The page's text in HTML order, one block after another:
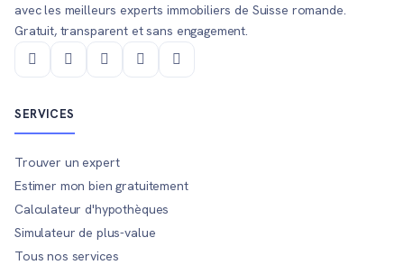
avec les meilleurs experts immobiliers de Suisse romande.
Gratuit, transparent et sans engagement.
SERVICES
Trouver un expert
Estimer mon bien gratuitement
Calculateur d'hypothèques
Simulateur de plus-value
Tous nos services